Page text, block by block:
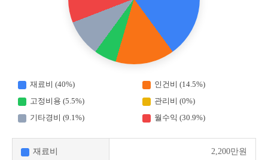
재료비 (40%)
인건비 (14.5%)
고정비용 (5.5%)
관리비 (0%)
기타경비 (9.1%)
월수익 (30.9%)
재료비 2,200만원